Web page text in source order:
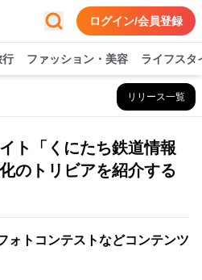
ログイン/会員登録
行 ファッション・美容 ライフスタ
リリース一覧
ト「くにたち鉄道情報
のトリビアを紹介する
ォトコンテストなどコンテンツ